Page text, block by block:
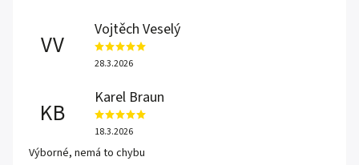
VV
Vojtěch Veselý
28.3.2026
KB
Karel Braun
18.3.2026
Výborné, nemá to chybu